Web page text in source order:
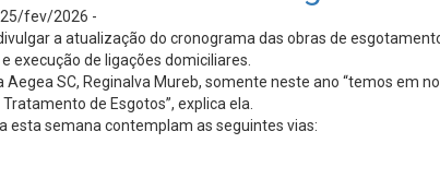
fev/2026 -
a atualização do cronograma das obras de
execução de ligações domiciliares.
SC, Reginalva Mureb, somente neste ano “temos em
de Esgotos”, explica ela.
esta semana contemplam as seguintes vias: